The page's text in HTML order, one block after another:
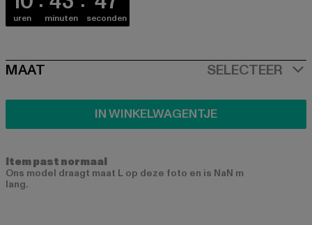
uren minuten seconden
SIZE
MAAT SELECTEER
IN WINKELWAGENTJE
Item past normaal
Ons model draagt maat L op deze foto en is NaN m
lang.